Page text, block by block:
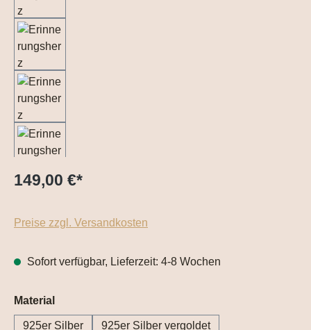
149,00 €*
Preise zzgl. Versandkosten
Sofort verfügbar, Lieferzeit: 4-8 Wochen
Materialauswählen
925er Silber
925er Silber vergoldet